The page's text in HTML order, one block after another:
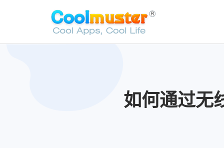
如何通过无